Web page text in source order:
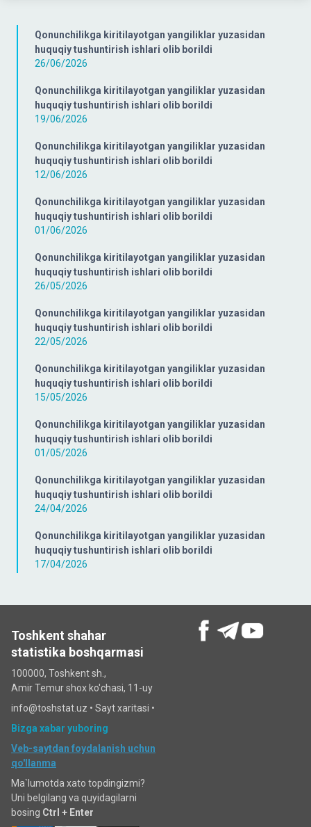
Qonunchilikga kiritilayotgan yangiliklar yuzasidan
huquqiy tushuntirish ishlari olib borildi
26/06/2026
Qonunchilikga kiritilayotgan yangiliklar yuzasidan
huquqiy tushuntirish ishlari olib borildi
19/06/2026
Qonunchilikga kiritilayotgan yangiliklar yuzasidan
huquqiy tushuntirish ishlari olib borildi
12/06/2026
Qonunchilikga kiritilayotgan yangiliklar yuzasidan
huquqiy tushuntirish ishlari olib borildi
01/06/2026
Qonunchilikga kiritilayotgan yangiliklar yuzasidan
huquqiy tushuntirish ishlari olib borildi
26/05/2026
Qonunchilikga kiritilayotgan yangiliklar yuzasidan
huquqiy tushuntirish ishlari olib borildi
22/05/2026
Qonunchilikga kiritilayotgan yangiliklar yuzasidan
huquqiy tushuntirish ishlari olib borildi
15/05/2026
Qonunchilikga kiritilayotgan yangiliklar yuzasidan
huquqiy tushuntirish ishlari olib borildi
01/05/2026
Qonunchilikga kiritilayotgan yangiliklar yuzasidan
huquqiy tushuntirish ishlari olib borildi
24/04/2026
Qonunchilikga kiritilayotgan yangiliklar yuzasidan
huquqiy tushuntirish ishlari olib borildi
17/04/2026
Toshkent shahar
statistika boshqarmasi
100000, Toshkent sh.,
Amir Temur shox ko'chasi, 11-uy
info@toshstat.uz • Sayt xaritasi •
Bizga xabar yuboring
Veb-saytdan foydalanish uchun
qo'llanma
Ma`lumotda xato topdingizmi?
Uni belgilang va quyidagilarni
bosing Ctrl + Enter